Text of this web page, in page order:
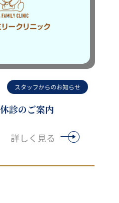
スタッフからのお知らせ
診のご案内
詳しく見る